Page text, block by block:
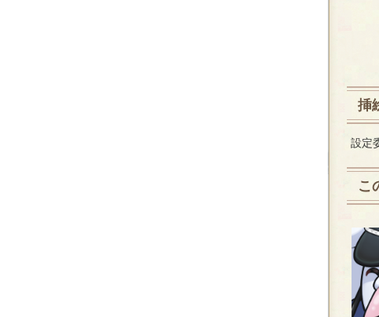
挿
設定
こ